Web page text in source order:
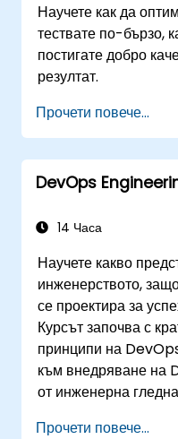
Научете как да
тествате по-бързо,
постигате добро
резултат.
Прочети повече...
DevOps
14 Часа
Научете какво
инженерството,
се проектира за
Курсът започва с
принципи на
към внедряване на
от инженерна
практики за
Прочети повече...